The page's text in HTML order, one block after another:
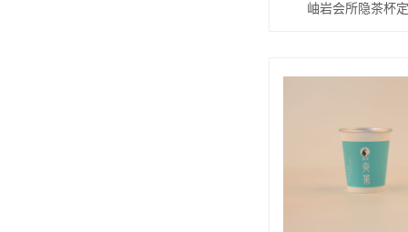
岫岩会所隐茶杯